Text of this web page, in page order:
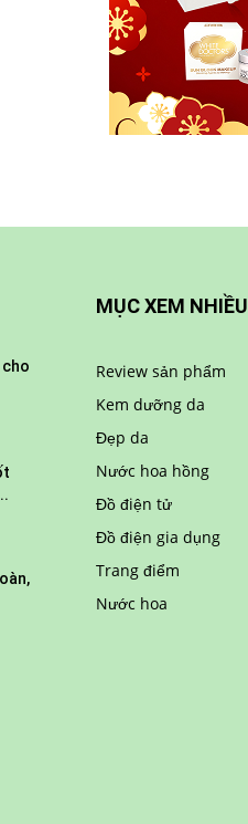
MỤC XEM NHIỀU
Review sản phẩm
Kem dưỡng da
Đẹp da
Nước hoa hồng
Đồ điện tử
Đồ điện gia dụng
Trang điểm
Nước hoa